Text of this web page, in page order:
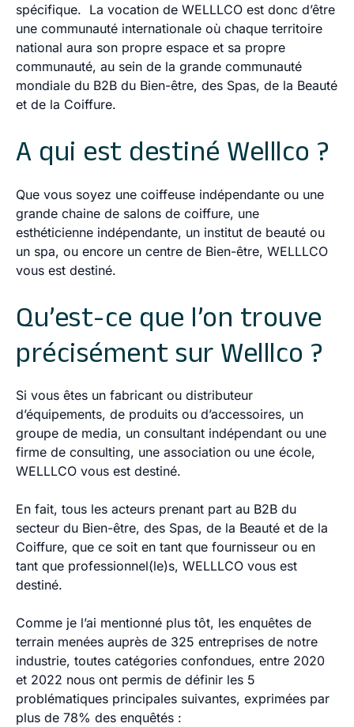
spécifique. La vocation de WELLLCO est donc d’être
une communauté internationale où chaque territoire
national aura son propre espace et sa propre
communauté, au sein de la grande communauté
mondiale du B2B du Bien-être, des Spas, de la Beauté
et de la Coiffure.
A qui est destiné Welllco ?
Que vous soyez une coiffeuse indépendante ou une
grande chaine de salons de coiffure, une
esthéticienne indépendante, un institut de beauté ou
un spa, ou encore un centre de Bien-être, WELLLCO
vous est destiné.
Qu’est-ce que l’on trouve
précisément sur Welllco ?
Si vous êtes un fabricant ou distributeur
d’équipements, de produits ou d’accessoires, un
groupe de media, un consultant indépendant ou une
firme de consulting, une association ou une école,
WELLLCO vous est destiné.
En fait, tous les acteurs prenant part au B2B du
secteur du Bien-être, des Spas, de la Beauté et de la
Coiffure, que ce soit en tant que fournisseur ou en
tant que professionnel(le)s, WELLLCO vous est
destiné.
Comme je l’ai mentionné plus tôt, les enquêtes de
terrain menées auprès de 325 entreprises de notre
industrie, toutes catégories confondues, entre 2020
et 2022 nous ont permis de définir les 5
problématiques principales suivantes, exprimées par
plus de 78% des enquêtés :